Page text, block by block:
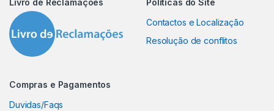
Livro de Reclamações
Políticas do Site
Contactos e Localização
Resolução de conflitos
Compras e Pagamentos
Duvidas/Faqs